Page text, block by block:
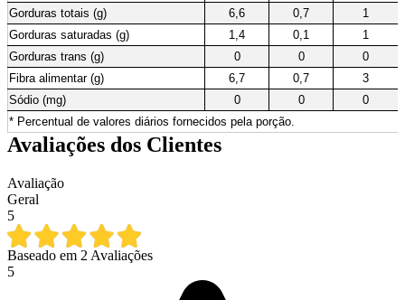
Gorduras totais (g)
6,6 0,7
1
Gorduras saturadas (g)
1,4 0,1
1
Gorduras trans (g)
0 0
0
Fibra alimentar (g)
6,7 0,7
3
Sódio (mg)
0 0
0
* Percentual de valores diários fornecidos pela porção.
Avaliações dos Clientes
Avaliação
Geral
5
Baseado em 2 Avaliações
5